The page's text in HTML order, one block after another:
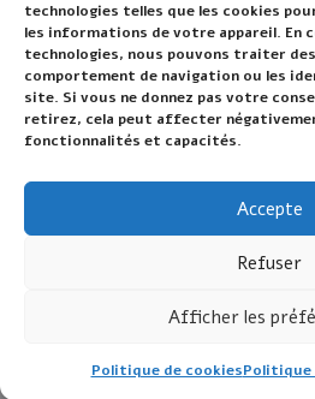
technologies telles que les cookies
les informations de votre appareil. En
technologies, nous pouvons traiter
comportement de navigation ou les
site. Si vous ne donnez pas votre
retirez, cela peut affecter
fonctionnalités et capacités.
Accepte
Refuser
Afficher les
Politique de cookies
Sneek, Église Saint-Martin
Publié : 6 décembre 2020
~~~
réservés